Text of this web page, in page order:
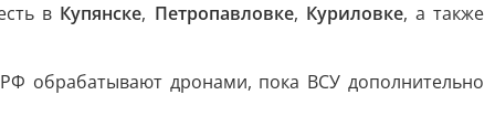
в Купянске, Петропавловке, Куриловке, а также
обрабатывают дронами, пока ВСУ дополнительно